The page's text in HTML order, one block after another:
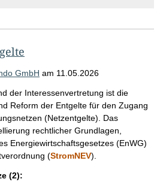
GmbH am 11.05.2026
der Interessenvertretung ist die
Reform der Entgelte für den Zugang
(Netzentgelte). Das
rechtlicher Grundlagen,
Energiewirtschaftsgesetzes (EnWG)
(StromNEV).
(2):